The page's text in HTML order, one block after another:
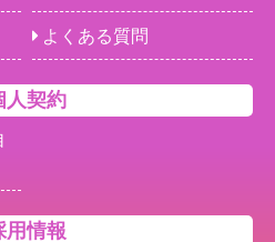
よくある質問
人契約
用情報